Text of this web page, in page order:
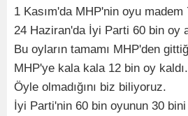
1 Kasım'da MHP'nin oyu madem
24 Haziran'da İyi Parti 60 bin oy
Bu oyların tamamı MHP'den
MHP'ye kala kala 12 bin oy kaldı.
Öyle olmadığını biz biliyoruz.
İyi Parti'nin 60 bin oyunun 30